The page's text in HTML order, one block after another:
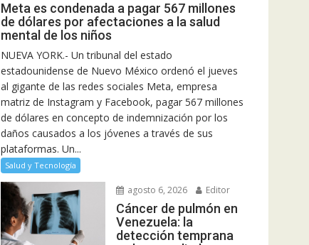
Meta es condenada a pagar 567 millones
de dólares por afectaciones a la salud
mental de los niños
NUEVA YORK.- Un tribunal del estado
estadounidense de Nuevo México ordenó el jueves
al gigante de las redes sociales Meta, empresa
matriz de Instagram y Facebook, pagar 567 millones
de dólares en concepto de indemnización por los
daños causados a los jóvenes a través de sus
plataformas. Un...
Salud y Tecnología
agosto 6, 2026 Editor
Cáncer de pulmón en
Venezuela: la
detección temprana